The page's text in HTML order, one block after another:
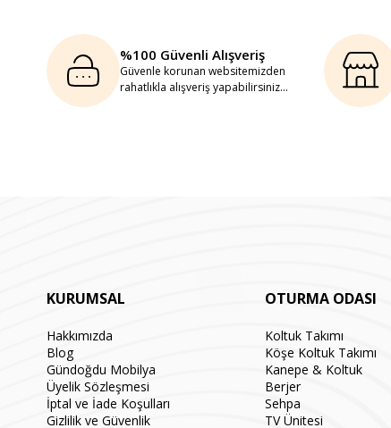
%100 Güvenli Alışveriş
Güvenle korunan websitemizden
rahatlıkla alışveriş yapabilirsiniz...
KURUMSAL
Hakkımızda
Blog
Gündoğdu Mobilya
Üyelik Sözleşmesi
İptal ve İade Koşulları
Gizlilik ve Güvenlik
OTURMA ODASI
Koltuk Takımı
Köşe Koltuk Takımı
Kanepe & Koltuk
Berjer
Sehpa
TV Ünitesi